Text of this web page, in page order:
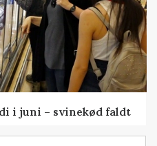
i juni – svinekød faldt